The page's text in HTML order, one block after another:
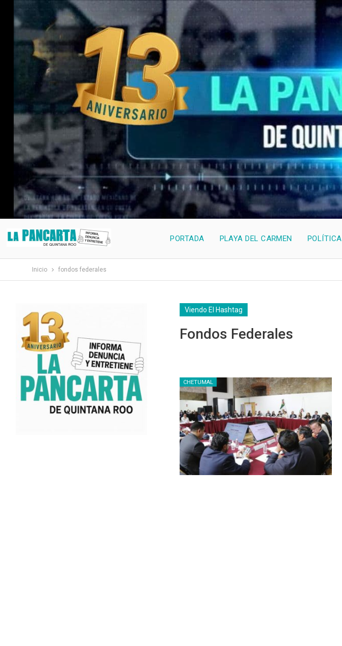
PORTADA PLAYA DEL CARMEN POLÍTICA
Inicio fondos federales
Viendo El Hashtag
Fondos Federales
CHETUMAL